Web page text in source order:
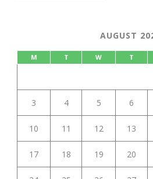
AUGUST
M T W T
3 4 5 6
10 11 12 13
17 18 19 20